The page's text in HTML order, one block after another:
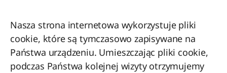
Nasza strona internetowa wykorzystuje pliki
cookie, które są tymczasowo zapisywane na
Państwa urządzeniu. Umieszczając pliki cookie,
podczas Państwa kolejnej wizyty otrzymujemy